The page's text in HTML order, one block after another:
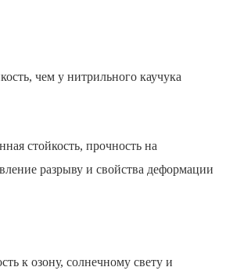
чем у нитрильного каучука
стойкость, прочность на
разрыву и свойства деформации
к озону, солнечному свету и